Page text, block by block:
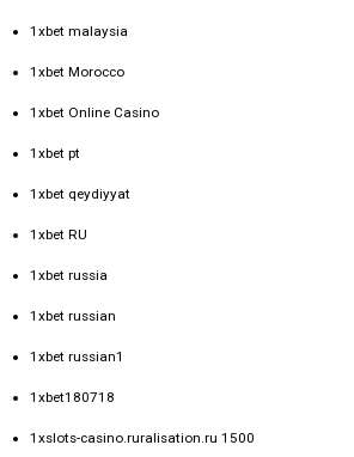
1xbet malaysia
1xbet Morocco
1xbet Online Casino
1xbet pt
1xbet qeydiyyat
1xbet RU
1xbet russia
1xbet russian
1xbet russian1
1xbet180718
1xslots-casino.ruralisation.ru 1500